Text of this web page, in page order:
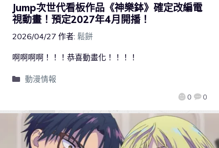
Jump次世代看板作品《神樂鉢》確定改編電
視動畫！預定2027年4月開播！
2026/04/27 作者: 鬆餅
0 0
啊啊啊啊！！！恭喜動畫化！！！！
動漫情報